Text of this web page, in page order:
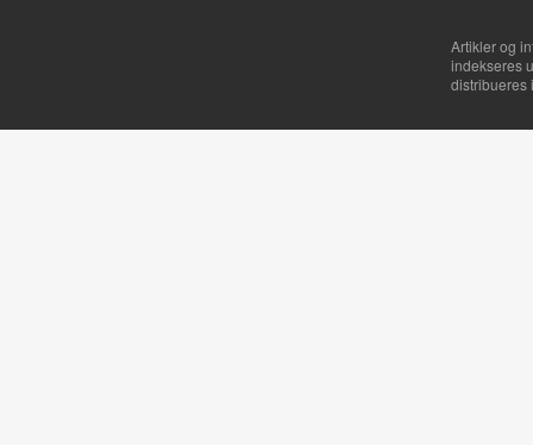
Artikler og
indekseres
distribueres